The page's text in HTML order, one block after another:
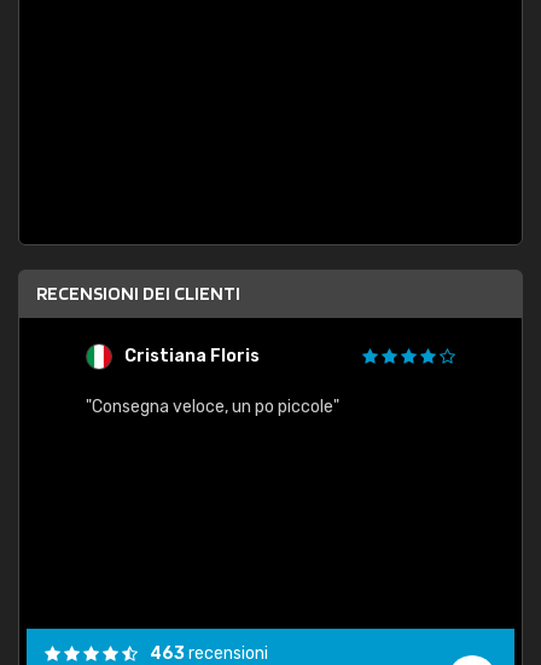
RECENSIONI DEI CLIENTI
Cristiana Floris
"Consegna veloce, un po piccole"
463recensioni